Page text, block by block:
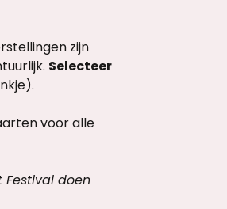
zijn
Selecteer
voor alle
Festival doen